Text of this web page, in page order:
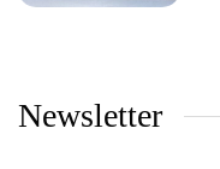
Newsletter